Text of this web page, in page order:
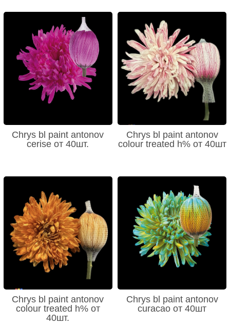
Chrys bl paint antonov
cerise от 40шт.
Chrys bl paint antonov
colour treated h% от 40шт
Chrys bl paint antonov
colour treated h% от
40шт.
Chrys bl paint antonov
curacao от 40шт